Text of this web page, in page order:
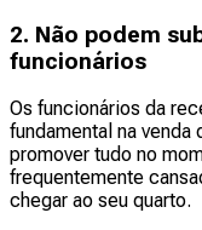
2. Não podem
funcionários
Os funcionários da
fundamental na
promover tudo no
frequentemente
chegar ao seu quarto.